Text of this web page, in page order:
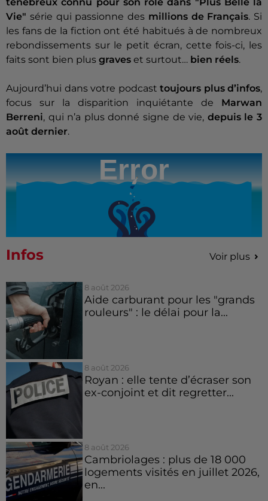
ténébreux connu pour son rôle dans "Plus Belle la
Vie" série qui passionne des millions de Français. Si
les fans de la fiction ont été habitués à de nombreux
rebondissements sur le petit écran, cette fois-ci, les
faits sont bien plus graves et surtout… bien réels.
Aujourd’hui dans votre podcast toujours plus d’infos,
focus sur la disparition inquiétante de Marwan
Berreni, qui n’a plus donné signe de vie, depuis le 3
août dernier.
Infos Voir plus
8 août 2026
Aide carburant pour les "grands
rouleurs" : le délai pour la...
8 août 2026
Royan : elle tente d’écraser son
ex-conjoint et dit regretter...
8 août 2026
Cambriolages : plus de 18 000
logements visités en juillet 2026,
en...